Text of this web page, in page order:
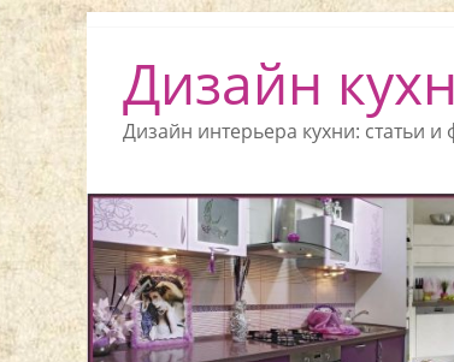
Дизайн
Дизайн интерьера кухни: статьи и